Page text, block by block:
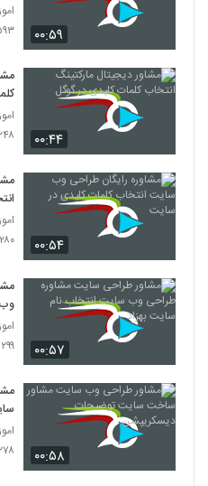
۰۰:۵۹
۵۹۳
۰۰:۴۴
۲۴۸
۰۰:۵۴
۲۸۰ بازدید
۰۰:۵۷
۲۹۹ بازدید
۰۰:۵۸
۲۷۸